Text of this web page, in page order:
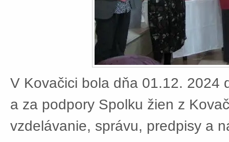
V Kovačici bola dňa 01.12. 2024
a za podpory Spolku žien z
vzdelávanie, správu, predpisy a